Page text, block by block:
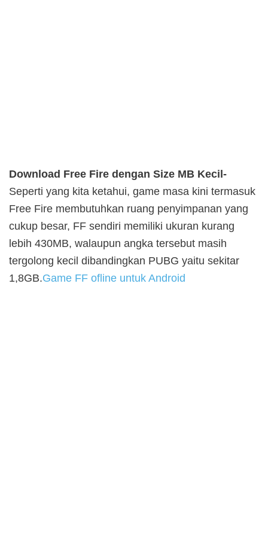
Download Free Fire dengan Size MB Kecil-
Seperti yang kita ketahui, game masa kini termasuk
Free Fire membutuhkan ruang penyimpanan yang
cukup besar, FF sendiri memiliki ukuran kurang
lebih 430MB, walaupun angka tersebut masih
tergolong kecil dibandingkan PUBG yaitu sekitar
1,8GB.Game FF ofline untuk Android